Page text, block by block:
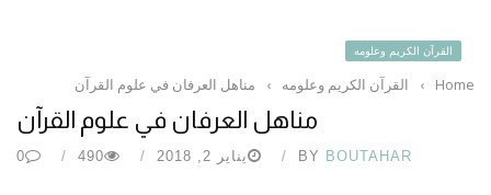
القرآن الكريم وعلومه
Home
› القرآن الكريم وعلومه › مناهل العرفان في علوم القرآن
مناهل العرفان في علوم القرآن
BY BOUTAHAR يناير 2, 2018 490
0